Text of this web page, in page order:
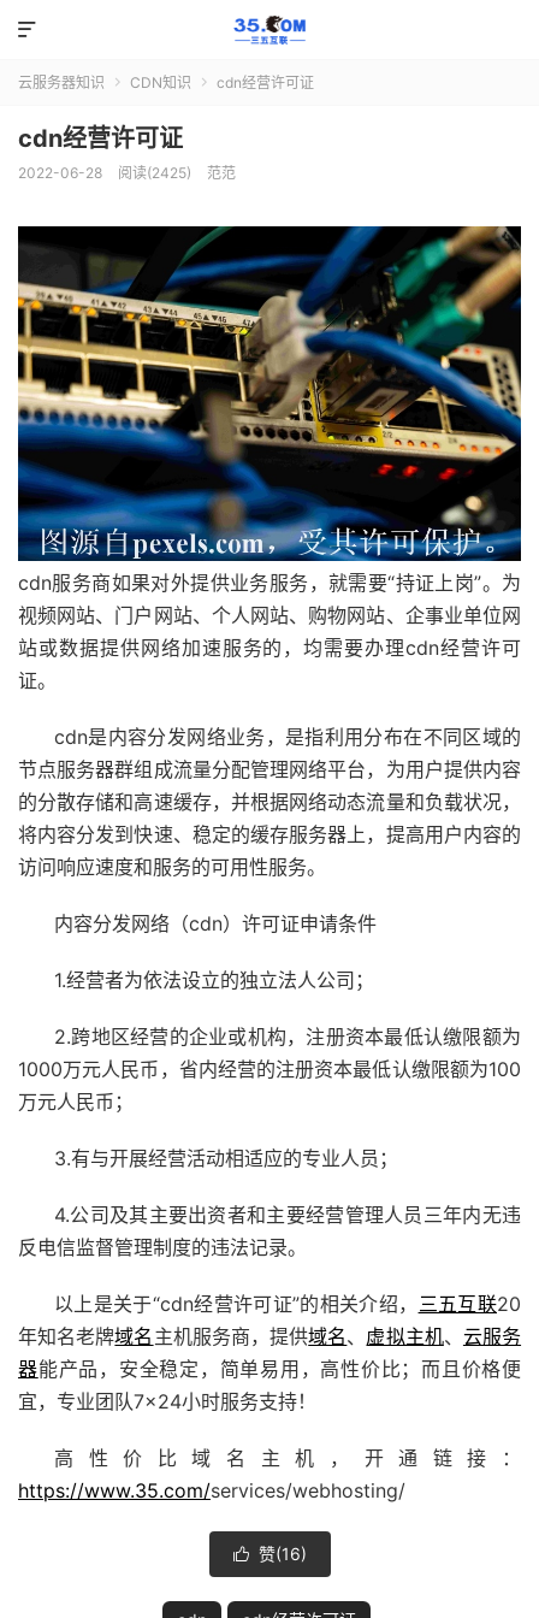

云服务器知识  CDN知识  cdn经营许可证
cdn经营许可证
2022-06-28 阅读(2425) 范范
cdn服务商如果对外提供业务服务，就需要“持证上岗”。为
视频网站、门户网站、个人网站、购物网站、企事业单位网
站或数据提供网络加速服务的，均需要办理cdn经营许可
证。
cdn是内容分发网络业务，是指利用分布在不同区域的
节点服务器群组成流量分配管理网络平台，为用户提供内容
的分散存储和高速缓存，并根据网络动态流量和负载状况，
将内容分发到快速、稳定的缓存服务器上，提高用户内容的
访问响应速度和服务的可用性服务。
内容分发网络（cdn）许可证申请条件
1.经营者为依法设立的独立法人公司；
2.跨地区经营的企业或机构，注册资本最低认缴限额为
1000万元人民币，省内经营的注册资本最低认缴限额为100
万元人民币；
3.有与开展经营活动相适应的专业人员；
4.公司及其主要出资者和主要经营管理人员三年内无违
反电信监督管理制度的违法记录。
以上是关于“cdn经营许可证”的相关介绍， 三五互联20
年知名老牌域名 主机服务商，提供域名、 虚拟主机、 云服务
器能产品，安全稳定，简单易用，高性价比；而且价格便
宜，专业团队7×24小时服务支持！
高性价比域名主机，开通链接：
https://www.35.com/services/webhosting/
 赞(16)